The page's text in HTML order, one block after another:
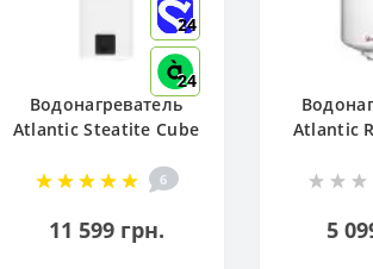
24
24
Водонагреватель
Atlantic Steatite Cube
841286
6
11 599 грн.
Atlantic
5